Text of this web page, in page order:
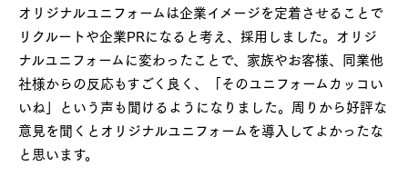
オリジナルユニフォームは企業イメージを定着させることで
リクルートや企業PRになると考え、採用しました。オリジ
ナルユニフォームに変わったことで、家族やお客様、同業他
社様からの反応もすごく良く、「そのユニフォームカッコい
いね」という声も聞けるようになりました。周りから好評な
意見を聞くとオリジナルユニフォームを導入してよかったな
と思います。